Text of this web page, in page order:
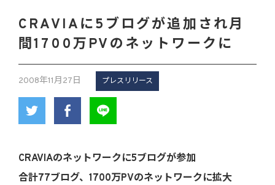
CRAVIAに5ブログが追加され月
間1700万PVのネットワークに
2008年11月27日 プレスリリース
CRAVIAのネットワークに5ブログが参加
合計77ブログ、1700万PVのネットワークに拡大